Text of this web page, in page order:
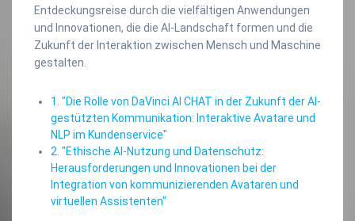
Entdeckungsreise durch die vielfältigen Anwendungen
und Innovationen, die die AI-Landschaft formen und die
Zukunft der Interaktion zwischen Mensch und Maschine
gestalten.
1. "Die Rolle von DaVinci AI CHAT in der Zukunft der AI-
gestützten Kommunikation: Interaktive Avatare und
NLP im Kundenservice"
2. "Ethische AI-Nutzung und Datenschutz:
Herausforderungen und Innovationen bei der
Integration von kommunizierenden Avataren und
virtuellen Assistenten"